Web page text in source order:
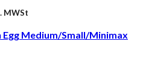
MWSt
Medium/Small/Minimax